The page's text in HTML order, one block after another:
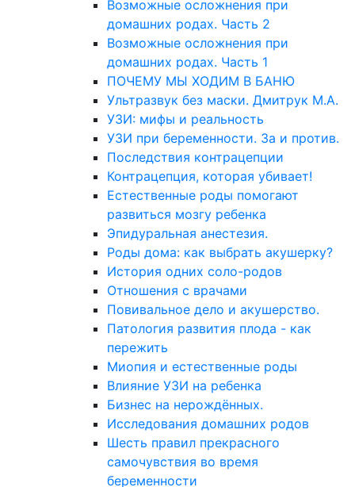
Возможные осложнения при
домашних родах. Часть 2
Возможные осложнения при
домашних родах. Часть 1
ПОЧЕМУ МЫ ХОДИМ В БАНЮ
Ультразвук без маски. Дмитрук М.А.
УЗИ: мифы и реальность
УЗИ при беременности. За и против.
Последствия контрацепции
Контрацепция, которая убивает!
Естественные роды помогают
развиться мозгу ребенка
Эпидуральная анестезия.
Роды дома: как выбрать акушерку?
История одних соло-родов
Отношения с врачами
Повивальное дело и акушерство.
Патология развития плода - как
пережить
Миопия и естественные роды
Влияние УЗИ на ребенка
Бизнес на нерождённых.
Исследования домашних родов
Шесть правил прекрасного
самочувствия во время
беременности